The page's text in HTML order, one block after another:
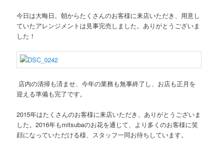
ン
へ
移
ツ
移
動
今日は大晦日。朝からたくさんのお客様に来店いただき、用意し
ていたアレンジメントは見事完売しました。ありがとうございま
した！
店内の清掃も済ませ、今年の業務も無事終了し、お店も正月を
迎える準備も完了です。
2015年はたくさんのお客様に来店いただき、ありがとうございま
した。2016年もmitsubaのお花を通じて、より多くのお客様に笑
顔になっていただける様、スタッフ一同お待ちしています。